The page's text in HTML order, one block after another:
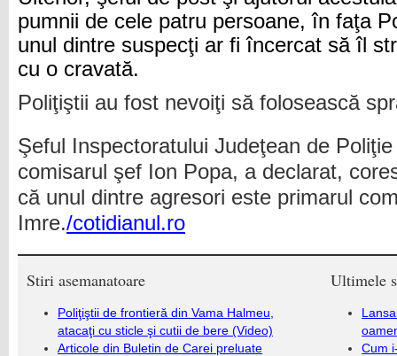
pumnii de cele patru persoane, în faţa
unul dintre suspecţi ar fi încercat să îl
cu o cravată.
Poliţiştii au fost nevoiţi să folosească
Şeful Inspectoratului Judeţean de
comisarul şef Ion Popa, a declarat,
că unul dintre agresori este primarul
Imre./cotidianul.ro
Stiri asemanatoare
Poliţiştii de frontieră din Vama Halmeu,
atacaţi cu sticle şi cutii de bere (Video)
Articole din Buletin de Carei preluate
Ultimele
Cum